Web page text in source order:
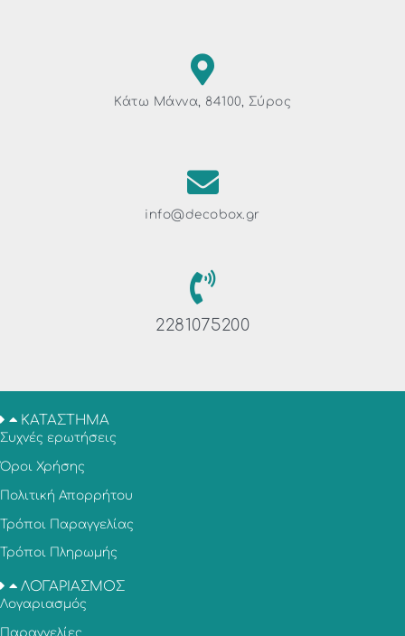
Κάτω Μάννα, 84100, Σύρος
info@decobox.gr
2281075200
ΚΑΤΑΣΤΗΜΑ
Συχνές ερωτήσεις
Όροι Χρήσης
Πολιτική Απορρήτου
Τρόποι Παραγγελίας
Τρόποι Πληρωμής
ΛΟΓΑΡΙΑΣΜΟΣ
Λογαριασμός
Παραγγελίες